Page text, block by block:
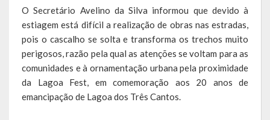
Desenvolvimento Social
Educação, Cultura, Turismo, Desporto e Lazer
Obras, Serviços Urbanos e Trânsito
O Secretário Avelino da Silva informou que devido à
estiagem está difícil a realização de obras nas estradas,
pois o cascalho se solta e transforma os trechos muito
perigosos, razão pela qual as atenções se voltam para as
comunidades e à ornamentação urbana pela proximidade
da Lagoa Fest, em comemoração aos 20 anos de
emancipação de Lagoa dos Três Cantos.